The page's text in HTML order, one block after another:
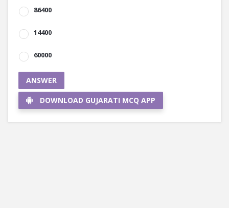
86400
14400
60000
ANSWER
DOWNLOAD GUJARATI MCQ APP